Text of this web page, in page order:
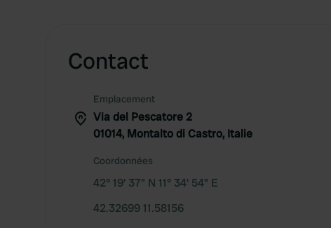
Contact
Emplacement
Via del Pescatore 2
01014, Montalto di Castro, Italie
Coordonnées
42° 19' 37" N 11° 34' 54" E
42.32699 11.58156